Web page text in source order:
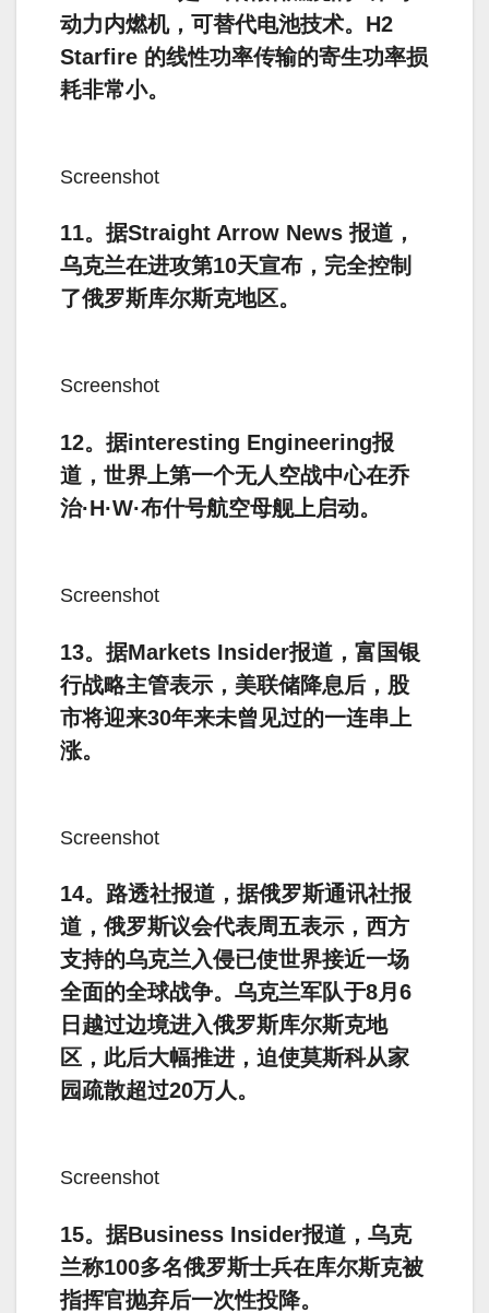
动力内燃机，可替代电池技术。H2
Starfire 的线性功率传输的寄生功率损
耗非常小。
Screenshot
11。据Straight Arrow News 报道，
乌克兰在进攻第10天宣布，完全控制
了俄罗斯库尔斯克地区。
Screenshot
12。据interesting Engineering报
道，世界上第一个无人空战中心在乔
治·H·W·布什号航空母舰上启动。
Screenshot
13。据Markets Insider报道，富国银
行战略主管表示，美联储降息后，股
市将迎来30年来未曾见过的一连串上
涨。
Screenshot
14。路透社报道，据俄罗斯通讯社报
道，俄罗斯议会代表周五表示，西方
支持的乌克兰入侵已使世界接近一场
全面的全球战争。乌克兰军队于8月6
日越过边境进入俄罗斯库尔斯克地
区，此后大幅推进，迫使莫斯科从家
园疏散超过20万人。
Screenshot
15。据Business Insider报道，乌克
兰称100多名俄罗斯士兵在库尔斯克被
指挥官抛弃后一次性投降。